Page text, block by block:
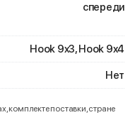
спереди
Hook 9x3, Hook 9x4
Нет
комплекте поставки, стране